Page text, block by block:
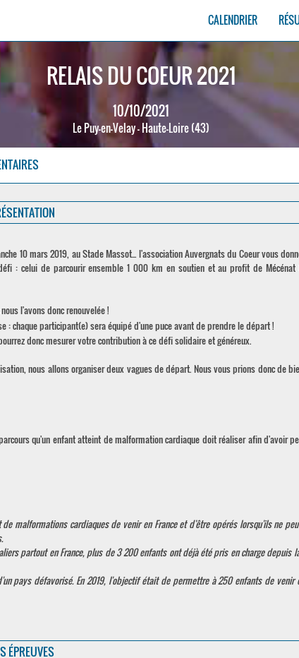
CALENDRIER
RELAIS DU COEUR 2021
10/10/2021
Le Puy-en-Velay - Haute-Loire (43)
10 mars 2019, au Stade Massot... l'association Auvergnats du Coeur vous
: celui de parcourir ensemble 1 000 km en soutien et au profit de Mécénat
l'avons donc renouvelée !
: chaque participant(e) sera équipé d'une puce avant de prendre le départ !
donc mesurer votre contribution à ce défi solidaire et généreux.
nous allons organiser deux vagues de départ. Nous vous prions donc de
qu'un enfant atteint de malformation cardiaque doit réaliser afin d'avoir
malformations cardiaques de venir en France et d'être opérés lorsqu'ils ne
partout en France, plus de 3 200 enfants ont déjà été pris en charge depuis
pays défavorisé. En 2019, l'objectif était de permettre à 250 enfants de venir
ÉPREUVES